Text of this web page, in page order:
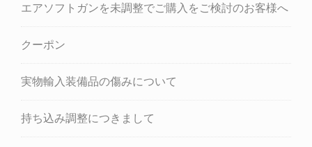
エアソフトガンを未調整でご購入をご検討のお客様へ
クーポン
実物輸入装備品の傷みについて
持ち込み調整につきまして